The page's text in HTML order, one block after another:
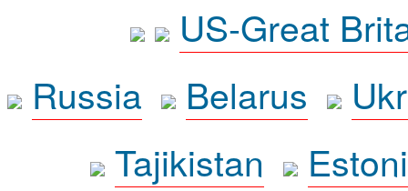
US-Great
Russia
Belarus
Tajikistan